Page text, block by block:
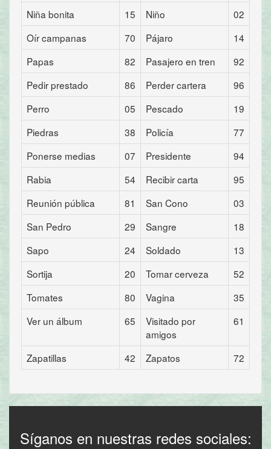
Niña bonita
15 Niño
02
Oír campanas
70 Pájaro
14
Papas
82 Pasajero en tren
92
Pedir prestado
86 Perder cartera
96
Perro
05 Pescado
19
Piedras
38 Policía
77
Ponerse medias
07 Presidente
94
Rabia
54 Recibir carta
95
Reunión pública
81 San Cono
03
San Pedro
29 Sangre
18
Sapo
24 Soldado
13
Sortija
20 Tomar cerveza
52
Tomates
80 Vagina
35
Ver un álbum
65
Visitado por
amigos
61
Zapatillas 42 Zapatos 72
Síganos en nuestras redes sociales: